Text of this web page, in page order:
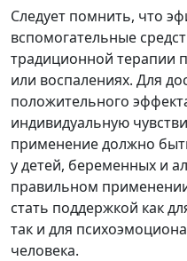
Следует помнить, что
вспомогательные
традиционной терапии
или воспалениях. Для
положительного
индивидуальную
применение должно
у детей, беременных и
правильном
стать поддержкой как
так и для
человека.